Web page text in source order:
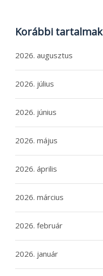
Korábbi tartalmak
2026. augusztus
2026. július
2026. június
2026. május
2026. április
2026. március
2026. február
2026. január